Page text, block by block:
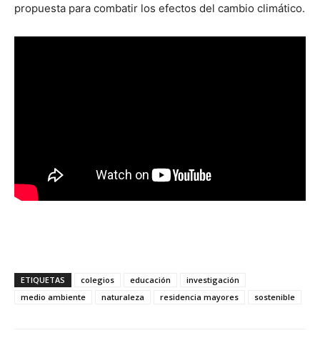
propuesta para combatir los efectos del cambio climático.
ETIQUETAS colegios educación
investigación
medio ambiente
naturaleza residencia mayores sostenible